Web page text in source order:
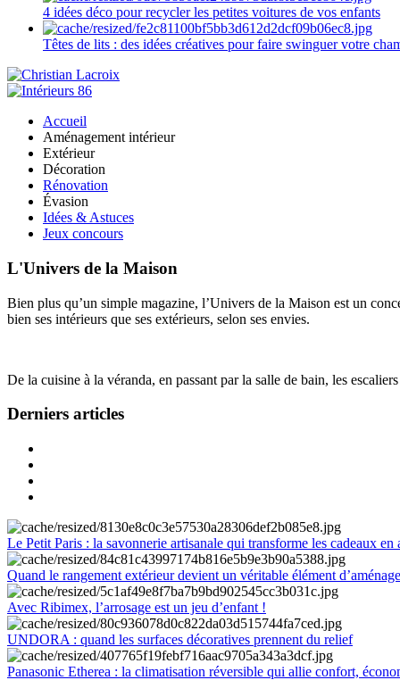
4 idées déco pour recycler les petites voitures de vos enfants
Têtes de lits : des idées créatives pour faire swinguer votre
Accueil
Aménagement intérieur
Extérieur
Décoration
Rénovation
Évasion
Idées & Astuces
Jeux concours
L'Univers de la Maison
Bien plus qu’un simple magazine, l’Univers de la Maison est un
bien ses intérieurs que ses extérieurs, selon ses envies.
De la cuisine à la véranda, en passant par la salle de bain, les
Derniers articles
Le Petit Paris : la savonnerie artisanale qui transforme les cadeaux en
Quand le rangement extérieur devient un véritable élément
Avec Ribimex, l’arrosage est un jeu d’enfant !
UNDORA : quand les surfaces décoratives prennent du relief
Panasonic Etherea : la climatisation réversible qui allie confort,